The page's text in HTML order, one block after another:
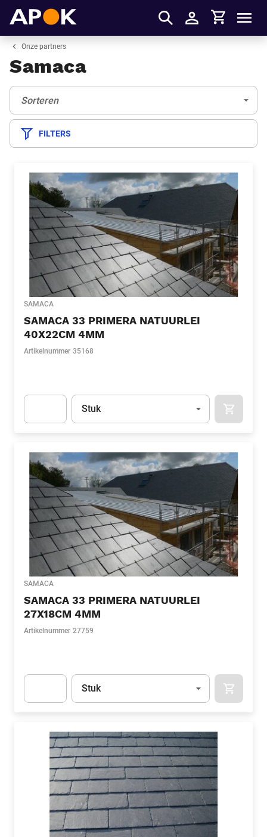
Inloggen
Winkelmandje
Onze partners
Samaca
Sorteren:
Sorteren
FILTERS
SAMACA
SAMACA 33 PRIMERA NATUURLEI
40X22CM 4MM
Artikelnummer 35168
Eenheid
Stuk
SAMACA
SAMACA 33 PRIMERA NATUURLEI
27X18CM 4MM
Artikelnummer 27759
Eenheid
Stuk